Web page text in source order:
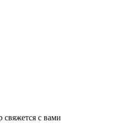
свяжется с вами